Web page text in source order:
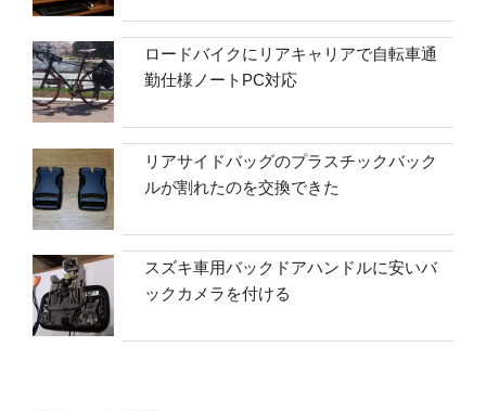
ロードバイクにリアキャリアで自転車通
勤仕様ノートPC対応
リアサイドバッグのプラスチックバック
ルが割れたのを交換できた
スズキ車用バックドアハンドルに安いバ
ックカメラを付ける